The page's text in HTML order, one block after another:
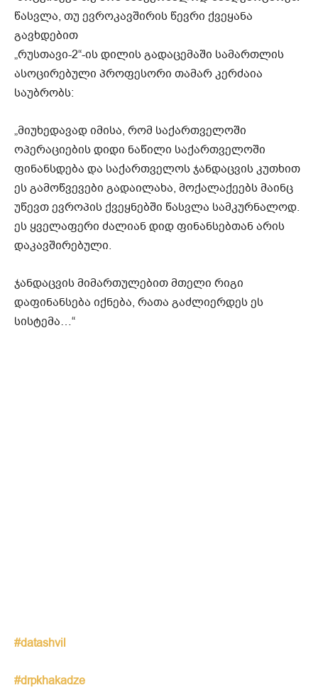
წასვლა, თუ ევროკავშირის წევრი ქვეყანა
გავხდებით
„რუსთავი-2“-ის დილის გადაცემაში სამართლის
ასოცირებული პროფესორი თამარ კერძაია
საუბრობს:
„მიუხედავად იმისა, რომ საქართველოში
ოპერაციების დიდი ნაწილი საქართველოში
ფინანსდება და საქართველოს ჯანდაცვის კუთხით
ეს გამოწვევები გადაილახა, მოქალაქეებს მაინც
უწევთ ევროპის ქვეყნებში წასვლა სამკურნალოდ.
ეს ყველაფერი ძალიან დიდ ფინანსებთან არის
დაკავშირებული.
ჯანდაცვის მიმართულებით მთელი რიგი
დაფინანსება იქნება, რათა გაძლიერდეს ეს
სისტემა…“
#datashvil
#drpkhakadze